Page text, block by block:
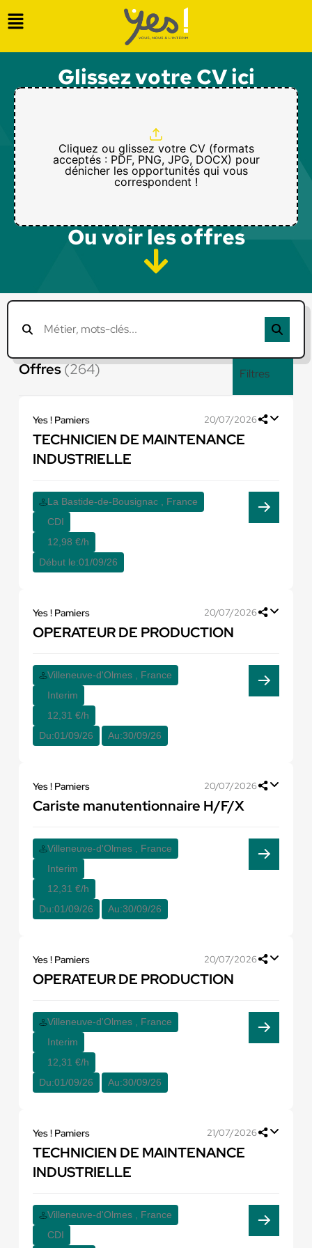
Glissez votre CV ici
Cliquez ou glissez votre CV (formats
acceptés : PDF, PNG, JPG, DOCX) pour
dénicher les opportunités qui vous
correspondent !
Ou voir les offres​
Offres(264) Filtres
Yes ! Pamiers 20/07/2026
TECHNICIEN DE MAINTENANCE
INDUSTRIELLE
La Bastide-de-Bousignac , France
CDI
12,98 €/h
Début le:01/09/26
Yes ! Pamiers 20/07/2026
OPERATEUR DE PRODUCTION
Villeneuve-d'Olmes , France
Interim
12,31 €/h
Du:01/09/26 Au:30/09/26
Yes ! Pamiers 20/07/2026
Cariste manutentionnaire H/F/X
Villeneuve-d'Olmes , France
Interim
12,31 €/h
Du:01/09/26 Au:30/09/26
Yes ! Pamiers 20/07/2026
OPERATEUR DE PRODUCTION
Villeneuve-d'Olmes , France
Interim
12,31 €/h
Du:01/09/26 Au:30/09/26
Yes ! Pamiers 21/07/2026
TECHNICIEN DE MAINTENANCE
INDUSTRIELLE
Villeneuve-d'Olmes , France
CDI